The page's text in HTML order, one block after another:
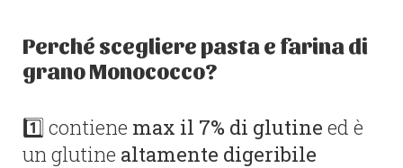
Perché scegliere pasta e farina di
grano Monococco?
1️⃣ contiene max il 7% di glutine ed è
un glutine altamente digeribile